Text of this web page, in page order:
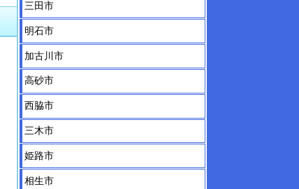
三田市
明石市
加古川市
高砂市
西脇市
三木市
姫路市
相生市